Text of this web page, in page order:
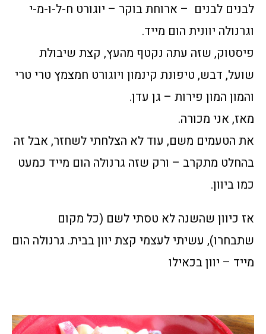
לבנים לבנים – ארוחת בוקר – יוגורט ח-ל-ו-מ-י
וגרנולה יוונית הום מייד.
פיסטוק, שזה עתה נקטף מהעץ, קצת שיבולת
שועל, דבש, טיפונת קינמון ויוגורט חמצמץ טרי טרי
והמון המון פירות – גן עדן.
מאז, אני מכורה.
את הטעמים משם, עוד לא הצלחתי לשחזר, אבל זה
בהחלט מתקרב – ורק שזה גרנולה הום מייד כמעט
כמו ביוון.
אז כיוון שהשנה לא טסתי לשם (כל מקום
שתבחרו), עשיתי לעצמי קצת יוון בבית. גרנולה הום
מייד – יוון בכאילו